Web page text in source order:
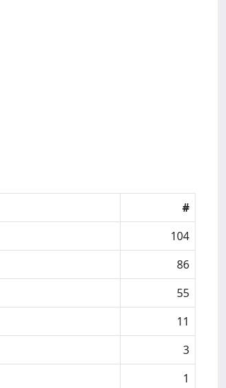
#
104
86
55
11
3
1